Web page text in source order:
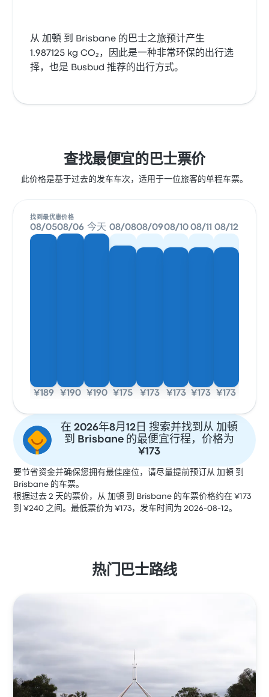
从 加頓 到 Brisbane 的巴士之旅预计产生
1.987125 kg CO₂，因此是一种非常环保的出行选
择，也是 Busbud 推荐的出行方式。
查找最便宜的巴士票价
此价格是基于过去的发车车次，适用于一位旅客的单程车票。
找到最优惠价格
08/05
¥189
08/06
¥190
今天
¥190
08/08
¥175
08/09
¥173
08/10
¥173
08/11
¥173
08/12
¥173
在 2026年8月12日 搜索并找到从 加頓
到 Brisbane 的最便宜行程，价格为
¥173
要节省资金并确保您拥有最佳座位，请尽量提前预订从 加頓 到
Brisbane 的车票。
根据过去 2 天的票价，从 加頓 到 Brisbane 的车票价格约在 ¥173
到 ¥240 之间。最低票价为 ¥173，发车时间为 2026-08-12。
热门巴士路线